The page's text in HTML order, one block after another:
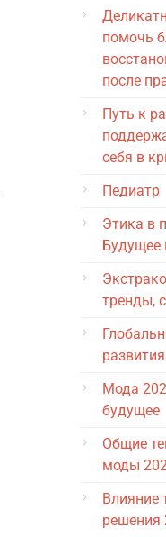
помочь
после
Путь к
себя в
Педиатр
Этика в
тренды,
Мода
будущее
Общие
моды
Влияние
решения